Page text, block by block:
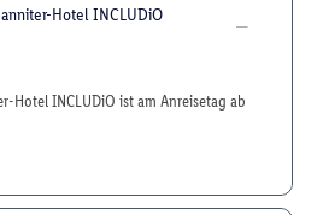
Hotel INCLUDiO
Hotel INCLUDiO ist am Anreisetag ab